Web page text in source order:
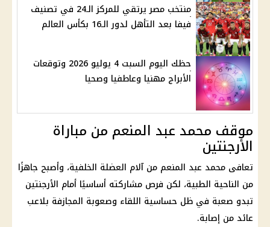
منتخب مصر يرتقي للمركز الـ24 في تصنيف
فيفا بعد التأهل لدور الـ16 بكأس العالم
حظك اليوم السبت 4 يوليو 2026 وتوقعات
الأبراج مهنيا وعاطفيا وصحيا
موقف محمد عبد المنعم من مباراة
الأرجنتين
تعافى محمد عبد المنعم من آلام العضلة الخلفية، وأصبح جاهزًا
من الناحية الطبية، لكن فرص مشاركته أساسيًا أمام الأرجنتين
تبدو صعبة في ظل حساسية اللقاء وصعوبة المجازفة بلاعب
عائد من إصابة.